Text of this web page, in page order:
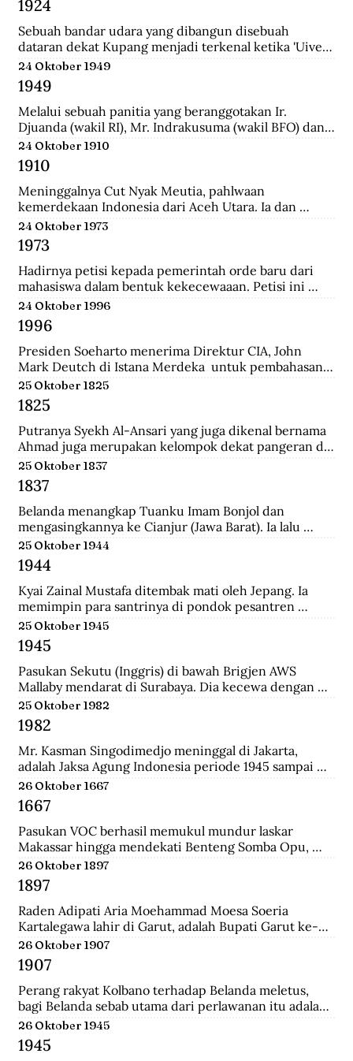
School (HIS) dan MULO di Solo, lalu ke AMS di
Yogyakarta, kemudian mengambil jurusan Teknik Sipil
di Technische Hoogeschool te Bandoeng (sekarang
ITB).
1924
Sebuah bandar udara yang dibangun disebuah
dataran dekat Kupang menjadi terkenal ketika 'Uiver',
pesawat Belanda KLM DC-2 yang sedang dicoba
menerbangi jalur niaga dari London ke Sydney
mendarat di situ untuk mengisi bahan bakar.
24 Oktober 1949
1949
Melalui sebuah panitia yang beranggotakan Ir.
Djuanda (wakil RI), Mr. Indrakusuma (wakil BFO) dan
Hirschfeld (wakil Belanda), membuat perjanjian
bahwa RIS akan mengambil alih pijaman-pinjaman
Hindia Belanda yang semuanya berjumlah 4.300 juta
gulden.
24 Oktober 1910
1910
Meninggalnya Cut Nyak Meutia, pahlwaan
kemerdekaan Indonesia dari Aceh Utara. Ia dan
pasukannya terus melakukan perlawanan dengan
menyerang dan merampas pos kolonial di wilaya Gayo
yang melewati hutan.
24 Oktober 1973
1973
Hadirnya petisi kepada pemerintah orde baru dari
mahasiswa dalam bentuk kekecewaaan. Petisi ini
dipicu karena adanya penyelewengan yang dilakukan
oleh pemerintah dan korupsi yang besar.
24 Oktober 1996
1996
Presiden Soeharto menerima Direktur CIA, John
Mark Deutch di Istana Merdeka  untuk pembahasan
perkembangan Indonesia.
25 Oktober 1825
1825
Putranya Syekh Al-Ansari yang juga dikenal bernama
Ahmad juga merupakan kelompok dekat pangeran di
Tegalrejo sebelum Perang Jawa dan tewas
mempertahankan markas Diponegoro di Selarong.
25 Oktober 1837
1837
Belanda menangkap Tuanku Imam Bonjol dan
mengasingkannya ke Cianjur (Jawa Barat). Ia lalu
dipindahkan ke Ambon (Maluku), terus ke Manado
(Sulawesi Utara) sampai wafat.
25 Oktober 1944
1944
Kyai Zainal Mustafa ditembak mati oleh Jepang. Ia
memimpin para santrinya di pondok pesantren
Sukamanah, menghadapi serangan pihak jepang.
Peristiwa itu dipicu oleh kedatangan empat opsir
Jepang ke pondok sehari sebelumnya untuk
membawa Kyai  Zainal menghadap pemerintah
Jepang di Tasikmalaya.
25 Oktober 1945
1945
Pasukan Sekutu (Inggris) di bawah Brigjen AWS
Mallaby mendarat di Surabaya. Dia kecewa dengan
keputusan para petinggi Sekutu terhadap rakyat
Surabaya.
25 Oktober 1982
1982
Mr. Kasman Singodimedjo meninggal di Jakarta,
adalah Jaksa Agung Indonesia periode 1945 sampai
1946 dan juga mantan Menteri Muda Kehakiman pada
Kabinet Amir Sjarifuddin II. Selain itu ia juga adalah
Ketua KNIP (Komite Nasional Indonesia Pusat) yang
menjadi cikal bakal dari DPR.
26 Oktober 1667
1667
Pasukan VOC berhasil memukul mundur laskar
Makassar hingga mendekati Benteng Somba Opu,
istana Sultan Hassanudin, bahkan pasukan yang
dipimpin Cornelis Speelman sudah sampai di depan
pintu benteng. Gowa mengalami kekalahan dalam
peperangan. Speelman dan Arung Palakka merasa
bahwa inilah saat untuk menawarkan perundingan
kepada Sultan Hasanuddin.
26 Oktober 1897
1897
Raden Adipati Aria Moehammad Moesa Soeria
Kartalegawa lahir di Garut, adalah Bupati Garut ke-6
yang menjabat dari tahun 1929-1944. Moesa Soeria
Kartalegawa mempelopori pendirian Partai Rakyat
Pasundan (PRP) pada tahun 1946 dan Negara
Pasundan pada tahun 1947.
26 Oktober 1907
1907
Perang rakyat Kolbano terhadap Belanda meletus,
bagi Belanda sebab utama dari perlawanan itu adalah
terbunuhnya 19 serdadu dan beberapa orang sipil
Belanda oleh Boi Kapitan dan anak buahnya.
26 Oktober 1945
1945